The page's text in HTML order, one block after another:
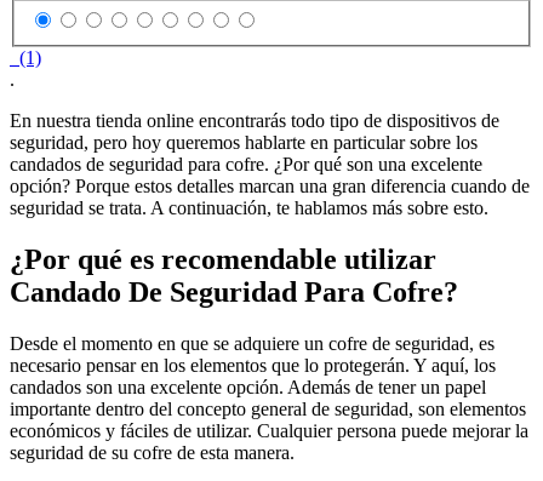
(1)
.
En nuestra tienda online encontrarás todo tipo de dispositivos de
seguridad, pero hoy queremos hablarte en particular sobre los
candados de seguridad para cofre. ¿Por qué son una excelente
opción? Porque estos detalles marcan una gran diferencia cuando de
seguridad se trata. A continuación, te hablamos más sobre esto.
¿Por qué es recomendable utilizar
Candado De Seguridad Para Cofre?
Desde el momento en que se adquiere un cofre de seguridad, es
necesario pensar en los elementos que lo protegerán. Y aquí, los
candados son una excelente opción. Además de tener un papel
importante dentro del concepto general de seguridad, son elementos
económicos y fáciles de utilizar. Cualquier persona puede mejorar la
seguridad de su cofre de esta manera.